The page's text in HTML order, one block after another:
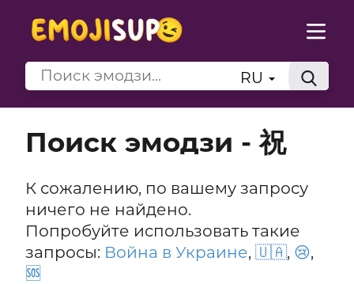
RU
Поиск эмодзи - 祝
К сожалению, по вашему запросу
ничего не найдено.
Попробуйте использовать такие
запросы: Война в Украине, 🇺🇦, 😢,
🆘